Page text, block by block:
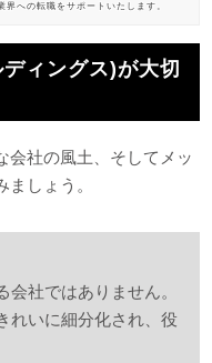
への転職をサポートいたします。
ィングス)が大切
会社の風土、そしてメッ
しょう。
社ではありません。
れいに細分化され、役